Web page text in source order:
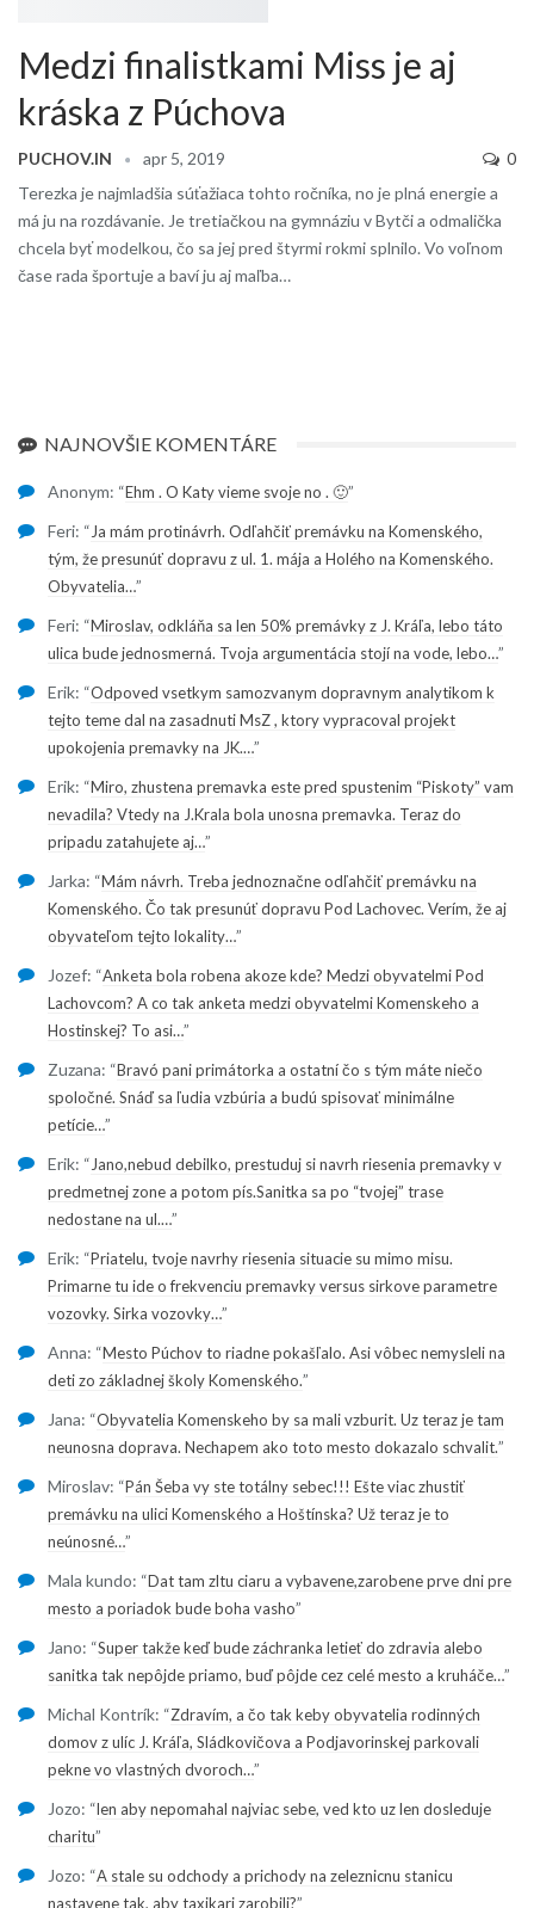
Medzi finalistkami Miss je aj
kráska z Púchova
PUCHOV.IN apr 5, 2019
0
Terezka je najmladšia súťažiaca tohto ročníka, no je plná energie a
má ju na rozdávanie. Je tretiačkou na gymnáziu v Bytči a odmalička
chcela byť modelkou, čo sa jej pred štyrmi rokmi splnilo. Vo voľnom
čase rada športuje a baví ju aj maľba…
NAJNOVŠIE KOMENTÁRE
Anonym: “Ehm . O Katy vieme svoje no . 🙂”
Feri: “ Ja mám protinávrh. Odľahčiť premávku na Komenského,
tým, že presunúť dopravu z ul. 1. mája a Holého na Komenského.
Obyvatelia…”
Feri: “Miroslav, odkláňa sa len 50% premávky z J. Kráľa, lebo táto
ulica bude jednosmerná. Tvoja argumentácia stojí na vode, lebo…”
Erik: “Odpoved vsetkym samozvanym dopravnym analytikom k
tejto teme dal na zasadnuti MsZ , ktory vypracoval projekt
upokojenia premavky na JK.…”
Erik: “Miro, zhustena premavka este pred spustenim “Piskoty” vam
nevadila? Vtedy na J.Krala bola unosna premavka. Teraz do
pripadu zatahujete aj…”
Jarka: “Mám návrh. Treba jednoznačne odľahčiť premávku na
Komenského. Čo tak presunúť dopravu Pod Lachovec. Verím, že aj
obyvateľom tejto lokality…”
Jozef: “Anketa bola robena akoze kde? Medzi obyvatelmi Pod
Lachovcom? A co tak anketa medzi obyvatelmi Komenskeho a
Hostinskej? To asi…”
Zuzana: “Bravó pani primátorka a ostatní čo s tým máte niečo
spoločné. Snáď sa ľudia vzbúria a budú spisovať minimálne
petície…”
Erik: “ Jano,nebud debilko, prestuduj si navrh riesenia premavky v
predmetnej zone a potom pís.Sanitka sa po “tvojej” trase
nedostane na ul.…”
Erik: “Priatelu, tvoje navrhy riesenia situacie su mimo misu.
Primarne tu ide o frekvenciu premavky versus sirkove parametre
vozovky. Sirka vozovky…”
Anna: “Mesto Púchov to riadne pokašľalo. Asi vôbec nemysleli na
deti zo základnej školy Komenského.”
Jana: “Obyvatelia Komenskeho by sa mali vzburit. Uz teraz je tam
neunosna doprava. Nechapem ako toto mesto dokazalo schvalit.”
Miroslav: “Pán Šeba vy ste totálny sebec!!! Ešte viac zhustiť
premávku na ulici Komenského a Hoštínska? Už teraz je to
neúnosné…”
Mala kundo: “Dat tam zltu ciaru a vybavene,zarobene prve dni pre
mesto a poriadok bude boha vasho”
Jano: “Super takže keď bude záchranka letieť do zdravia alebo
sanitka tak nepôjde priamo, buď pôjde cez celé mesto a kruháče…”
Michal Kontrík: “Zdravím, a čo tak keby obyvatelia rodinných
domov z ulíc J. Kráľa, Sládkovičova a Podjavorinskej parkovali
pekne vo vlastných dvoroch…”
Jozo: “len aby nepomahal najviac sebe, ved kto uz len dosleduje
charitu”
Jozo: “A stale su odchody a prichody na zeleznicnu stanicu
nastavene tak, aby taxikari zarobili?”